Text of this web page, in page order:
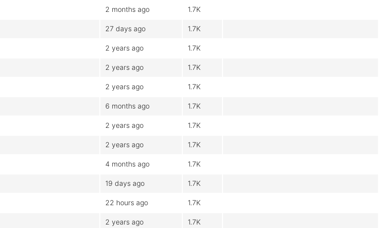
2 months ago 1.7K
27 days ago 1.7K
2 years ago 1.7K
2 years ago 1.7K
2 years ago 1.7K
6 months ago 1.7K
2 years ago 1.7K
2 years ago 1.7K
4 months ago 1.7K
19 days ago 1.7K
22 hours ago 1.7K
2 years ago 1.7K